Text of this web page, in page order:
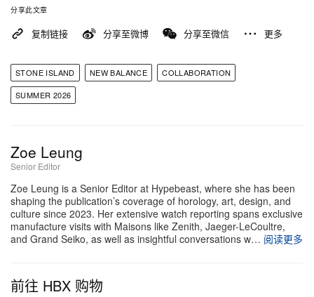
分享此文章
复制链接 分享至微博 分享至微信 更多
STONE ISLAND NEW BALANCE
COLLABORATION
SUMMER 2026
Zoe Leung
Senior Editor
Zoe Leung is a Senior Editor at Hypebeast, where she has been
shaping the publication’s coverage of horology, art, design, and
culture since 2023. Her extensive watch reporting spans exclusive
manufacture visits with Maisons like Zenith, Jaeger-LeCoultre,
and Grand Seiko, as well as insightful conversations w… 阅读更多
前往 HBX 购物